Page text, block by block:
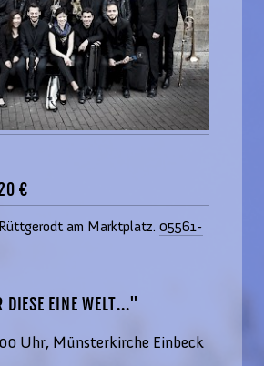
€
am Marktplatz. 05561-
EINE WELT..."
Uhr, Münsterkirche Einbeck